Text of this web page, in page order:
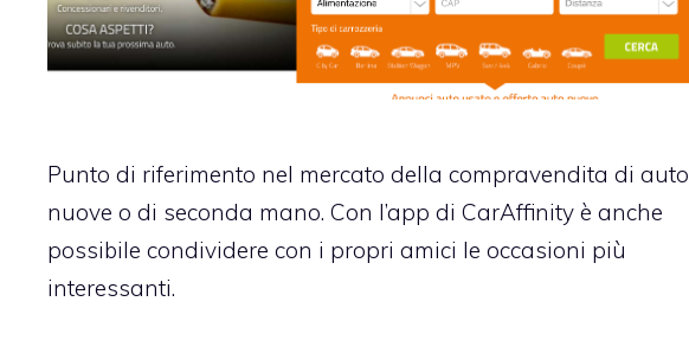
Punto di riferimento nel mercato della compravendita di auto
nuove o di seconda mano. Con l’app di CarAffinity è anche
possibile condividere con i propri amici le occasioni più
interessanti.